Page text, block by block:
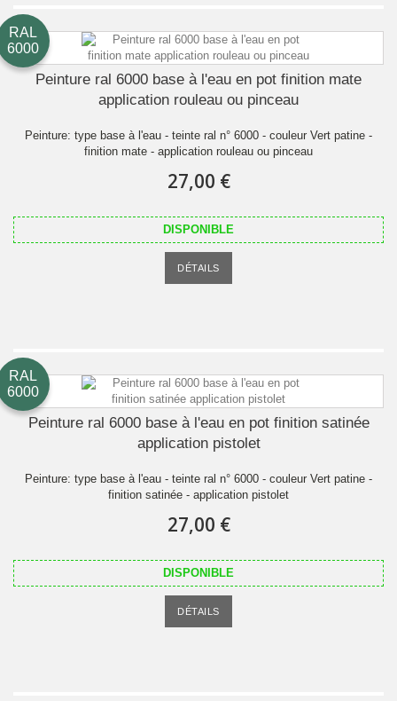
RAL
6000
Peinture ral 6000 base à l'eau en pot finition mate
application rouleau ou pinceau
Peinture: type base à l'eau - teinte ral n° 6000 - couleur Vert patine -
finition mate - application rouleau ou pinceau
27,00 €
DISPONIBLE
DÉTAILS
RAL
6000
Peinture ral 6000 base à l'eau en pot finition satinée
application pistolet
Peinture: type base à l'eau - teinte ral n° 6000 - couleur Vert patine -
finition satinée - application pistolet
27,00 €
DISPONIBLE
DÉTAILS